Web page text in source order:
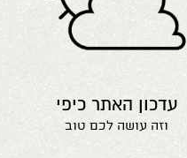
עדכון האתר כיפי
וזה עושה לכם טוב